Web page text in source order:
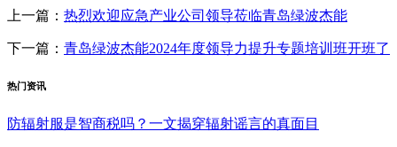
上一篇： 热烈欢迎应急产业公司领导莅临青岛绿波杰能
下一篇： 青岛绿波杰能2024年度领导力提升专题培训班开班了
热门资讯
防辐射服是智商税吗？一文揭穿辐射谣言的真面目